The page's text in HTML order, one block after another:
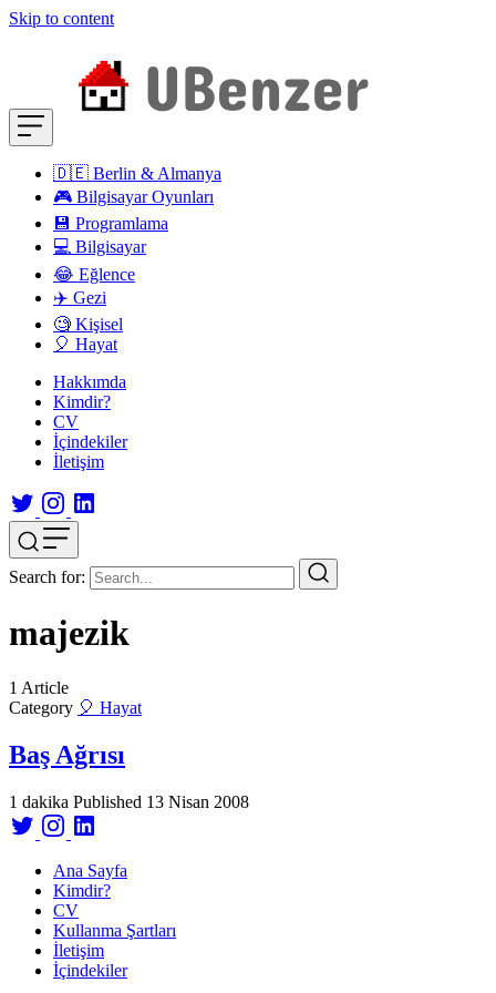
Skip to content
🇩🇪 Berlin & Almanya
🎮 Bilgisayar Oyunları
💾 Programlama
💻 Bilgisayar
😂 Eğlence
✈️ Gezi
🧐 Kişisel
🎈 Hayat
Hakkımda
Kimdir?
CV
İçindekiler
İletişim
Search for:
majezik
1 Article
Category 🎈 Hayat
Baş Ağrısı
1 dakika Published 13 Nisan 2008
Ana Sayfa
Kimdir?
CV
Kullanma Şartları
İletişim
İçindekiler